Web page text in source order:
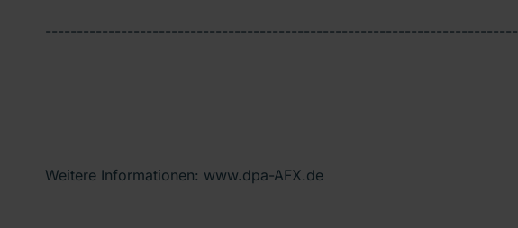
---------------------------------------------------------------------------
Weitere Informationen: www.dpa-AFX.de